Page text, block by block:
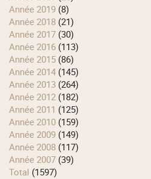
année 2019 (8)
année 2018 (21)
année 2017 (30)
année 2016 (113)
année 2015 (86)
année 2014 (145)
année 2013 (264)
année 2012 (182)
année 2011 (125)
année 2010 (159)
année 2009 (149)
année 2008 (117)
année 2007 (39)
total (1597)